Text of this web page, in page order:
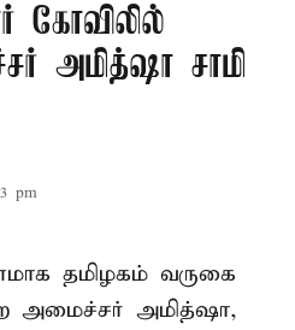
அமித்ஷா சாமி
pm
தமிழகம் வருகை
அமைச்சர் அமித்ஷா,